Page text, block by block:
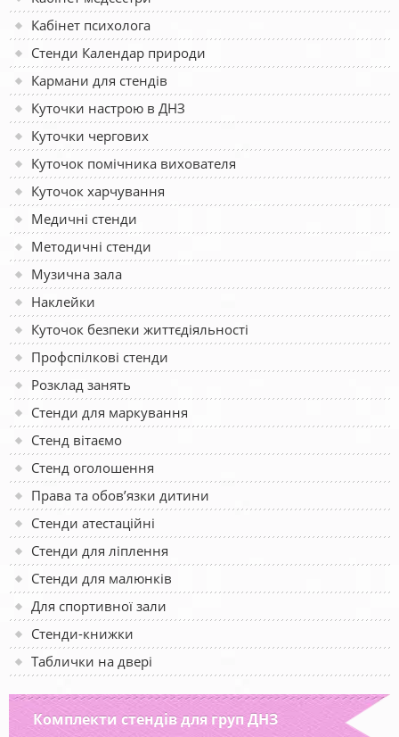
Кабінет психолога
Стенди Календар природи
Кармани для стендів
Куточки настрою в ДНЗ
Куточки чергових
Куточок помічника вихователя
Куточок харчування
Медичні стенди
Методичні стенди
Музична зала
Наклейки
Куточок безпеки життєдіяльності
Профспілкові стенди
Розклад занять
Стенди для маркування
Стенд вітаємо
Стенд оголошення
Права та обов’язки дитини
Стенди атестаційні
Стенди для ліплення
Стенди для малюнків
Для спортивної зали
Стенди-книжки
Таблички на двері
Комплекти стендів для груп ДНЗ